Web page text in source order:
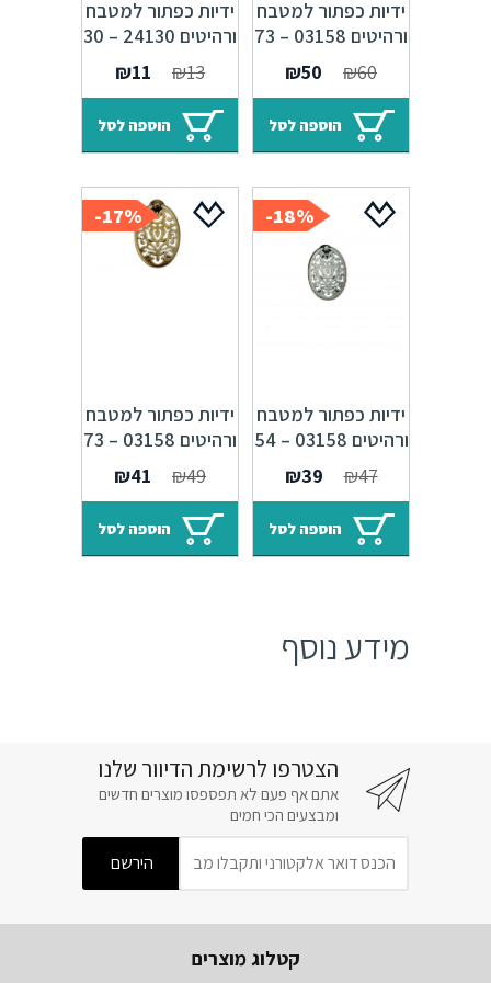
ידיות כפתור למטבח
ורהיטים 03158 – 73
מ"מ כסף עתיק
Alhambra M25
₪60
המחיר
המקורי
היה:
₪60.
₪50
הנוכחי
הוא:
₪50.
הוספה לסל
ידיות כפתור למטבח
ורהיטים 24130 – 30
מ"מ ברונזה פירנצה
M09
₪13
המחיר
המקורי
היה:
₪13.
₪11
הנוכחי
הוא:
₪11.
הוספה לסל
18%-
ידיות כפתור למטבח
ורהיטים 03158 – 54
מ"מ כסף עתיק
Alhambra M25
₪47
המחיר
המקורי
היה:
₪47.
₪39
הנוכחי
הוא:
₪39.
הוספה לסל
17%-
ידיות כפתור למטבח
ורהיטים 03158 – 73
מ"מ ברונזה פירנצה
M09 Alhambra
₪49
המחיר
המקורי
היה:
₪49.
₪41
הנוכחי
הוא:
₪41.
הוספה לסל
מידע נוסף
הצטרפו לרשימת הדיוור שלנו
אתם אף פעם לא תפספסו מוצרים חדשים
ומבצעים הכי חמים
קטלוג מוצרים